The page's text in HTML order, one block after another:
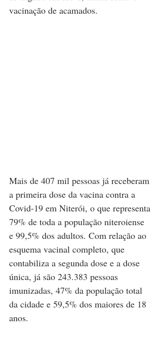
vacinação de acamados.
Mais de 407 mil pessoas já receberam
a primeira dose da vacina contra a
Covid-19 em Niterói, o que representa
79% de toda a população niteroiense
e 99,5% dos adultos. Com relação ao
esquema vacinal completo, que
contabiliza a segunda dose e a dose
única, já são 243.383 pessoas
imunizadas, 47% da população total
da cidade e 59,5% dos maiores de 18
anos.